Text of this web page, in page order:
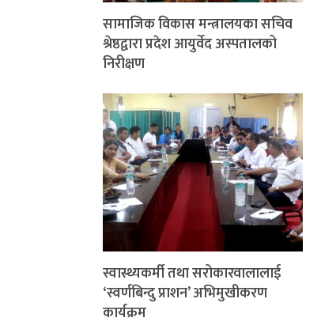
सामाजिक विकास मन्त्रालयका सचिव
श्रेष्ठद्वारा प्रदेश आयुर्वेद अस्पतालको
निरीक्षण
स्वास्थ्यकर्मी तथा सरोकारवालालाई
‘स्वर्णबिन्दु प्राशन’ अभिमुखीकरण
कार्यक्रम